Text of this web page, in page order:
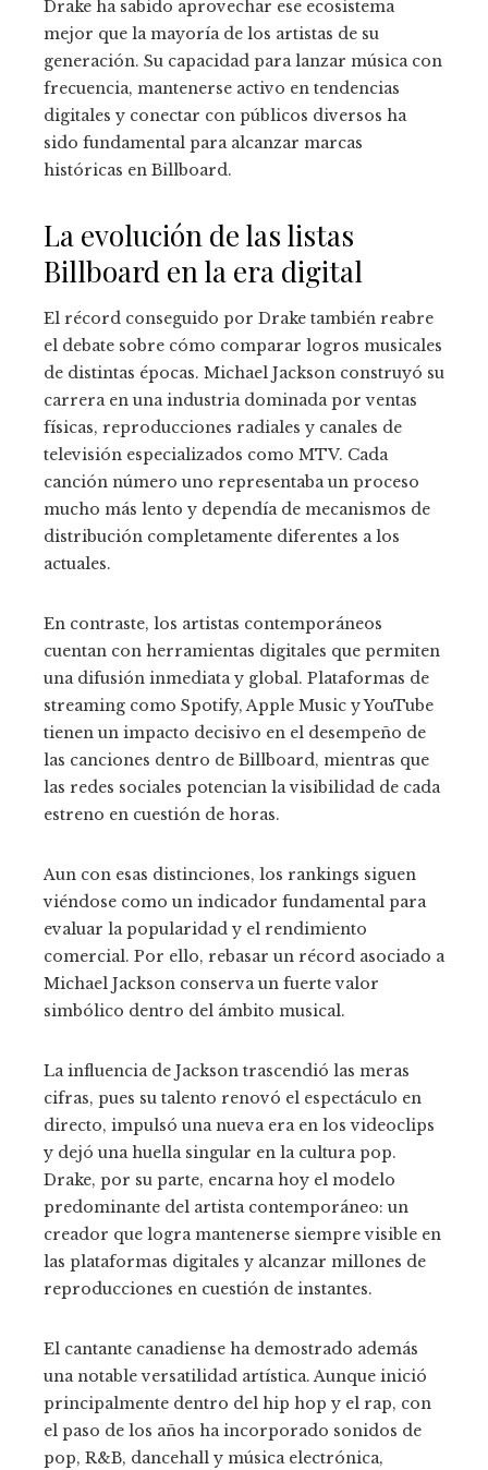
Drake ha sabido aprovechar ese ecosistema
mejor que la mayoría de los artistas de su
generación. Su capacidad para lanzar música con
frecuencia, mantenerse activo en tendencias
digitales y conectar con públicos diversos ha
sido fundamental para alcanzar marcas
históricas en Billboard.
La evolución de las listas
Billboard en la era digital
El récord conseguido por Drake también reabre
el debate sobre cómo comparar logros musicales
de distintas épocas. Michael Jackson construyó su
carrera en una industria dominada por ventas
físicas, reproducciones radiales y canales de
televisión especializados como MTV. Cada
canción número uno representaba un proceso
mucho más lento y dependía de mecanismos de
distribución completamente diferentes a los
actuales.
En contraste, los artistas contemporáneos
cuentan con herramientas digitales que permiten
una difusión inmediata y global. Plataformas de
streaming como Spotify, Apple Music y YouTube
tienen un impacto decisivo en el desempeño de
las canciones dentro de Billboard, mientras que
las redes sociales potencian la visibilidad de cada
estreno en cuestión de horas.
Aun con esas distinciones, los rankings siguen
viéndose como un indicador fundamental para
evaluar la popularidad y el rendimiento
comercial. Por ello, rebasar un récord asociado a
Michael Jackson conserva un fuerte valor
simbólico dentro del ámbito musical.
La influencia de Jackson trascendió las meras
cifras, pues su talento renovó el espectáculo en
directo, impulsó una nueva era en los videoclips
y dejó una huella singular en la cultura pop.
Drake, por su parte, encarna hoy el modelo
predominante del artista contemporáneo: un
creador que logra mantenerse siempre visible en
las plataformas digitales y alcanzar millones de
reproducciones en cuestión de instantes.
El cantante canadiense ha demostrado además
una notable versatilidad artística. Aunque inició
principalmente dentro del hip hop y el rap, con
el paso de los años ha incorporado sonidos de
pop, R&B, dancehall y música electrónica,